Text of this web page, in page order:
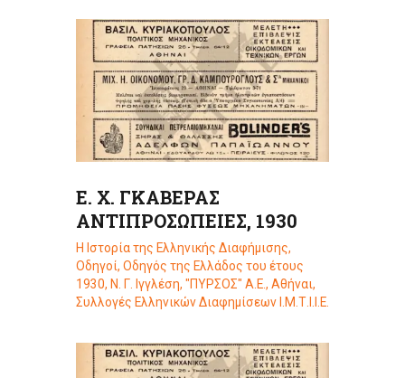
Ε. Χ. ΓΚΑΒΕΡΑΣ
ΑΝΤΙΠΡΟΣΩΠΕΙΕΣ, 1930
Η Ιστορία της Ελληνικής Διαφήμισης,
Οδηγοί, Οδηγός της Ελλάδος του έτους
1930, Ν. Γ. Ιγγλέση, "ΠΥΡΣΟΣ" Α.Ε., Αθήναι,
Συλλογές Ελληνικών Διαφημίσεων Ι.Μ.Τ.Ι.Ι.Ε.